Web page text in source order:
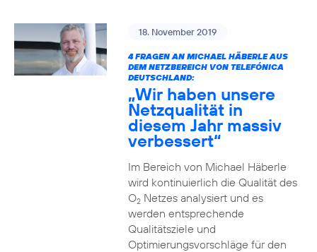
18. November 2019
4 FRAGEN AN MICHAEL HÄBERLE AUS
DEM NETZBEREICH VON TELEFÓNICA
DEUTSCHLAND:
„Wir haben unsere
Netzqualität in
diesem Jahr massiv
verbessert“
Im Bereich von Michael Häberle
wird kontinuierlich die Qualität des
O2Netzes analysiert und es
werden entsprechende
Qualitätsziele und
Optimierungsvorschläge für den